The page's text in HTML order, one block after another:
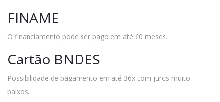
FINAME
O financiamento pode ser pago em até 60 meses.
Cartão BNDES
Possibilidade de pagamento em até 36x com juros muito
baixos.